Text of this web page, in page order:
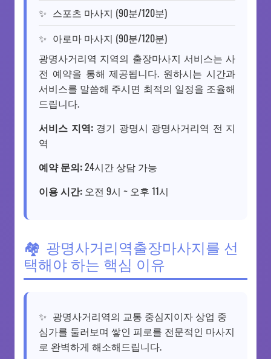
스포츠 마사지 (90분/120분)
아로마 마사지 (90분/120분)
광명사거리역 지역의 출장마사지 서비스는 사
전 예약을 통해 제공됩니다. 원하시는 시간과
서비스를 말씀해 주시면 최적의 일정을 조율해
드립니다.
서비스 지역:경기 광명시 광명사거리역 전 지
역
예약 문의:24시간 상담 가능
이용 시간: 오전 9시 ~ 오후 11시
광명사거리역출장마사지를 선
택해야 하는 핵심 이유
광명사거리역의 교통 중심지이자 상업 중
심가를 둘러보며 쌓인 피로를 전문적인 마사지
로 완벽하게 해소해드립니다.